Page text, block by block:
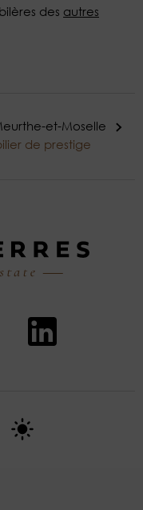
des autres
et-Moselle
de prestige